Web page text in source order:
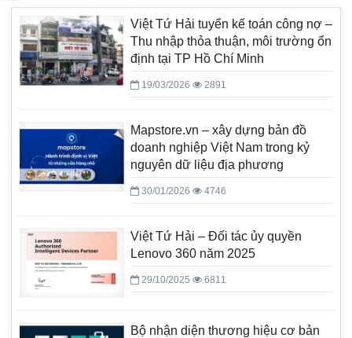
Việt Tứ Hải tuyển kế toán công nợ –
Thu nhập thỏa thuận, môi trường ổn
định tại TP Hồ Chí Minh
19/03/2026 2891
Mapstore.vn – xây dựng bản đồ
doanh nghiệp Việt Nam trong kỷ
nguyên dữ liệu địa phương
30/01/2026 4746
Việt Tứ Hải – Đối tác ủy quyền
Lenovo 360 năm 2025
29/10/2025 6811
Bộ nhận diện thương hiệu cơ bản